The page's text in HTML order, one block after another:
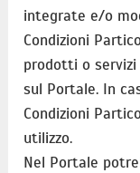
integrate e/o
Condizioni
prodotti o
sul Portale. In
Condizioni
utilizzo.
Nel Portale